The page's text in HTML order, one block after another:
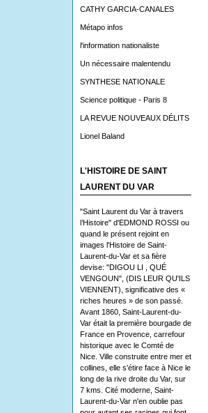
CATHY GARCIA-CANALES
Métapo infos
l'information nationaliste
Un nécessaire malentendu
SYNTHESE NATIONALE
Science politique - Paris 8
LA REVUE NOUVEAUX DÉLITS
Lionel Baland
L'HISTOIRE DE SAINT
LAURENT DU VAR
"Saint Laurent du Var à travers
l’Histoire" d'EDMOND ROSSI ou
quand le présent rejoint en
images l'Histoire de Saint-
Laurent-du-Var et sa fière
devise: "DIGOU LI , QUÉ
VENGOUN", (DIS LEUR QU'ILS
VIENNENT), significative des «
riches heures » de son passé.
Avant 1860, Saint-Laurent-du-
Var était la première bourgade de
France en Provence, carrefour
historique avec le Comté de
Nice. Ville construite entre mer et
collines, elle s'étire face à Nice le
long de la rive droite du Var, sur
7 kms. Cité moderne, Saint-
Laurent-du-Var n'en oublie pas